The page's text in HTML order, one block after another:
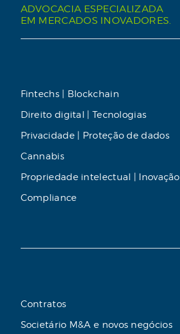
ADVOCACIA ESPECIALIZADA
EM MERCADOS INOVADORES.
Fintechs | Blockchain
Direito digital | Tecnologias
Privacidade | Proteção de dados
Cannabis
Propriedade intelectual | Inovação
Compliance
Contratos
Societário M&A e novos negócios